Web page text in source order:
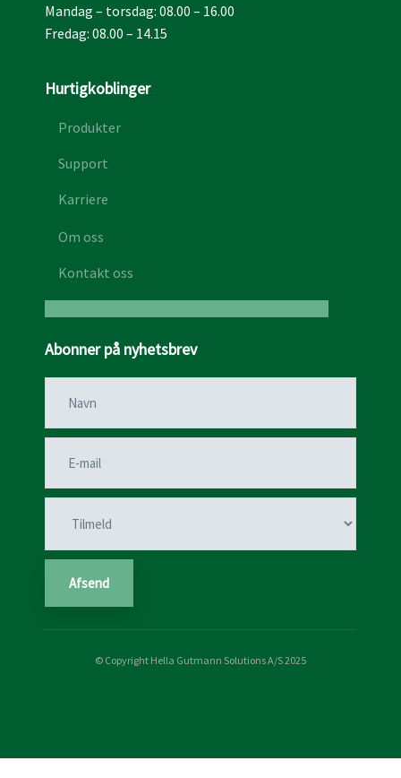
Mandag – torsdag: 08.00 – 16.00
Fredag: 08.00 – 14.15
Hurtigkoblinger
Produkter
Support
Karriere
Om oss
Kontakt oss
Abonner på nyhetsbrev
© Copyright Hella Gutmann Solutions A/S 2025